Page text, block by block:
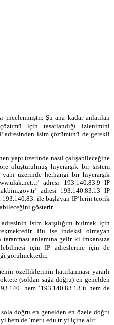
incelenmiştir. Şu ana kadar anlatılan
için tasarlandığı izlenimini
isim çözümünü de gerekli
yapı üzerinde nasıl çalışabileceğine
oluşturulmuş hiyerarşik bir sistem
üzerinde herhangi bir hiyerarşik
adresi 193.140.83.9 IP
adresi 193.140.83.13 IP
ile başlayan IP’lerin teorik
gösterir.
isim karşılığını bulmak için
Bu ise indeksi olmayan
anlamına gelir ki imkansıza
için IP adreslerine için de
görülmektedir.
özelliklerinin hatırlanması yararlı
(soldan sağa doğru) en genelden
hem ‘193.140.83.13’ü hem de
doğru en genelden en özele doğru
hem de ‘metu.edu.tr’yi içine alır.